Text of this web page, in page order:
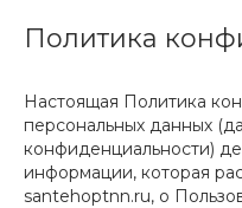
Политика
Настоящая Политика
персональных данных
конфиденциальности)
информации, которая
santehoptnn.ru, о